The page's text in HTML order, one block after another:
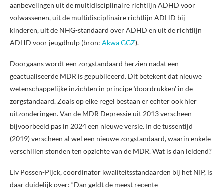
aanbevelingen uit de multidisciplinaire richtlijn ADHD voor
volwassenen, uit de multidisciplinaire richtlijn ADHD bij
kinderen, uit de NHG-standaard over ADHD en uit de richtlijn
ADHD voor jeugdhulp (bron: Akwa GGZ).
Doorgaans wordt een zorgstandaard herzien nadat een
geactualiseerde MDR is gepubliceerd. Dit betekent dat nieuwe
wetenschappelijke inzichten in principe ‘doordrukken’ in de
zorgstandaard. Zoals op elke regel bestaan er echter ook hier
uitzonderingen. Van de MDR Depressie uit 2013 verscheen
bijvoorbeeld pas in 2024 een nieuwe versie. In de tussentijd
(2019) verscheen al wel een nieuwe zorgstandaard, waarin enkele
verschillen stonden ten opzichte van de MDR. Wat is dan leidend?
Liv Possen-Pijck, coördinator kwaliteitsstandaarden bij het NIP, is
daar duidelijk over: “Dan geldt de meest recente